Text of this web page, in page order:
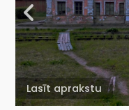
Lasīt aprakstu